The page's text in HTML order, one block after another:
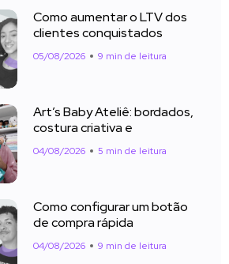
Como aumentar o LTV dos
clientes conquistados
05/08/2026 9 min de leitura
Art’s Baby Ateliê: bordados,
costura criativa e
04/08/2026 5 min de leitura
Como configurar um botão
de compra rápida
04/08/2026 9 min de leitura